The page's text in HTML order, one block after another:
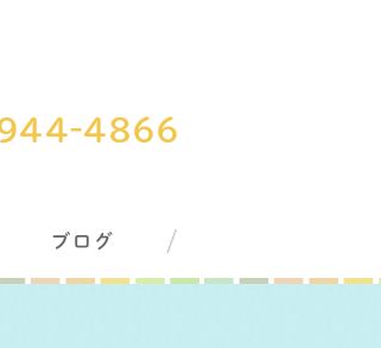
ブログ